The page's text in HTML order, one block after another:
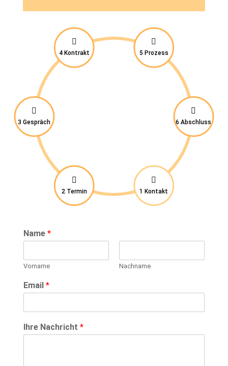

1 Kontakt

2 Termin

3 Gespräch

4 Kontrakt

5 Prozess

6 Abschluss
Name *
Vorname Nachname
Email *
Ihre Nachricht *